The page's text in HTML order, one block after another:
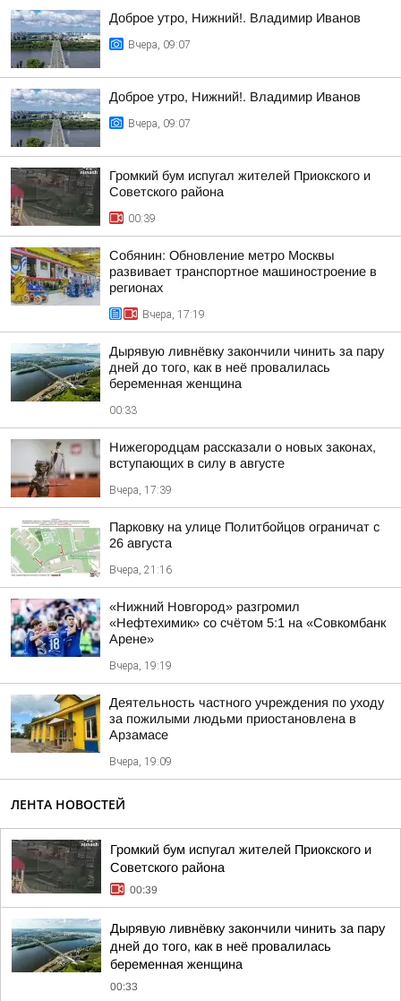
Доброе утро, Нижний!. Владимир Иванов
Вчера, 09:07
Доброе утро, Нижний!. Владимир Иванов
Вчера, 09:07
Громкий бум испугал жителей Приокского и
Советского района
00:39
Собянин: Обновление метро Москвы
развивает транспортное машиностроение в
регионах
Вчера, 17:19
Дырявую ливнёвку закончили чинить за пару
дней до того, как в неё провалилась
беременная женщина
00:33
Нижегородцам рассказали о новых законах,
вступающих в силу в августе
Вчера, 17:39
Парковку на улице Политбойцов ограничат с
26 августа
Вчера, 21:16
«Нижний Новгород» разгромил
«Нефтехимик» со счётом 5:1 на «Совкомбанк
Арене»
Вчера, 19:19
Деятельность частного учреждения по уходу
за пожилыми людьми приостановлена в
Арзамасе
Вчера, 19:09
ЛЕНТА НОВОСТЕЙ
Громкий бум испугал жителей Приокского и
Советского района
00:39
Дырявую ливнёвку закончили чинить за пару
дней до того, как в неё провалилась
беременная женщина
00:33